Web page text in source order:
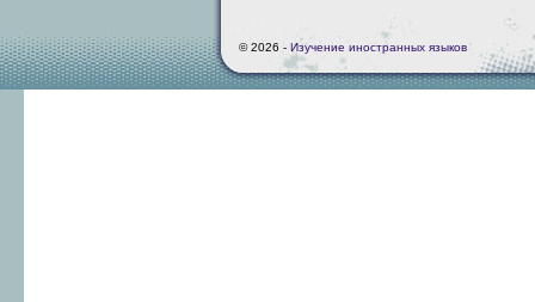
© 2026 - Изучение иностранных языков